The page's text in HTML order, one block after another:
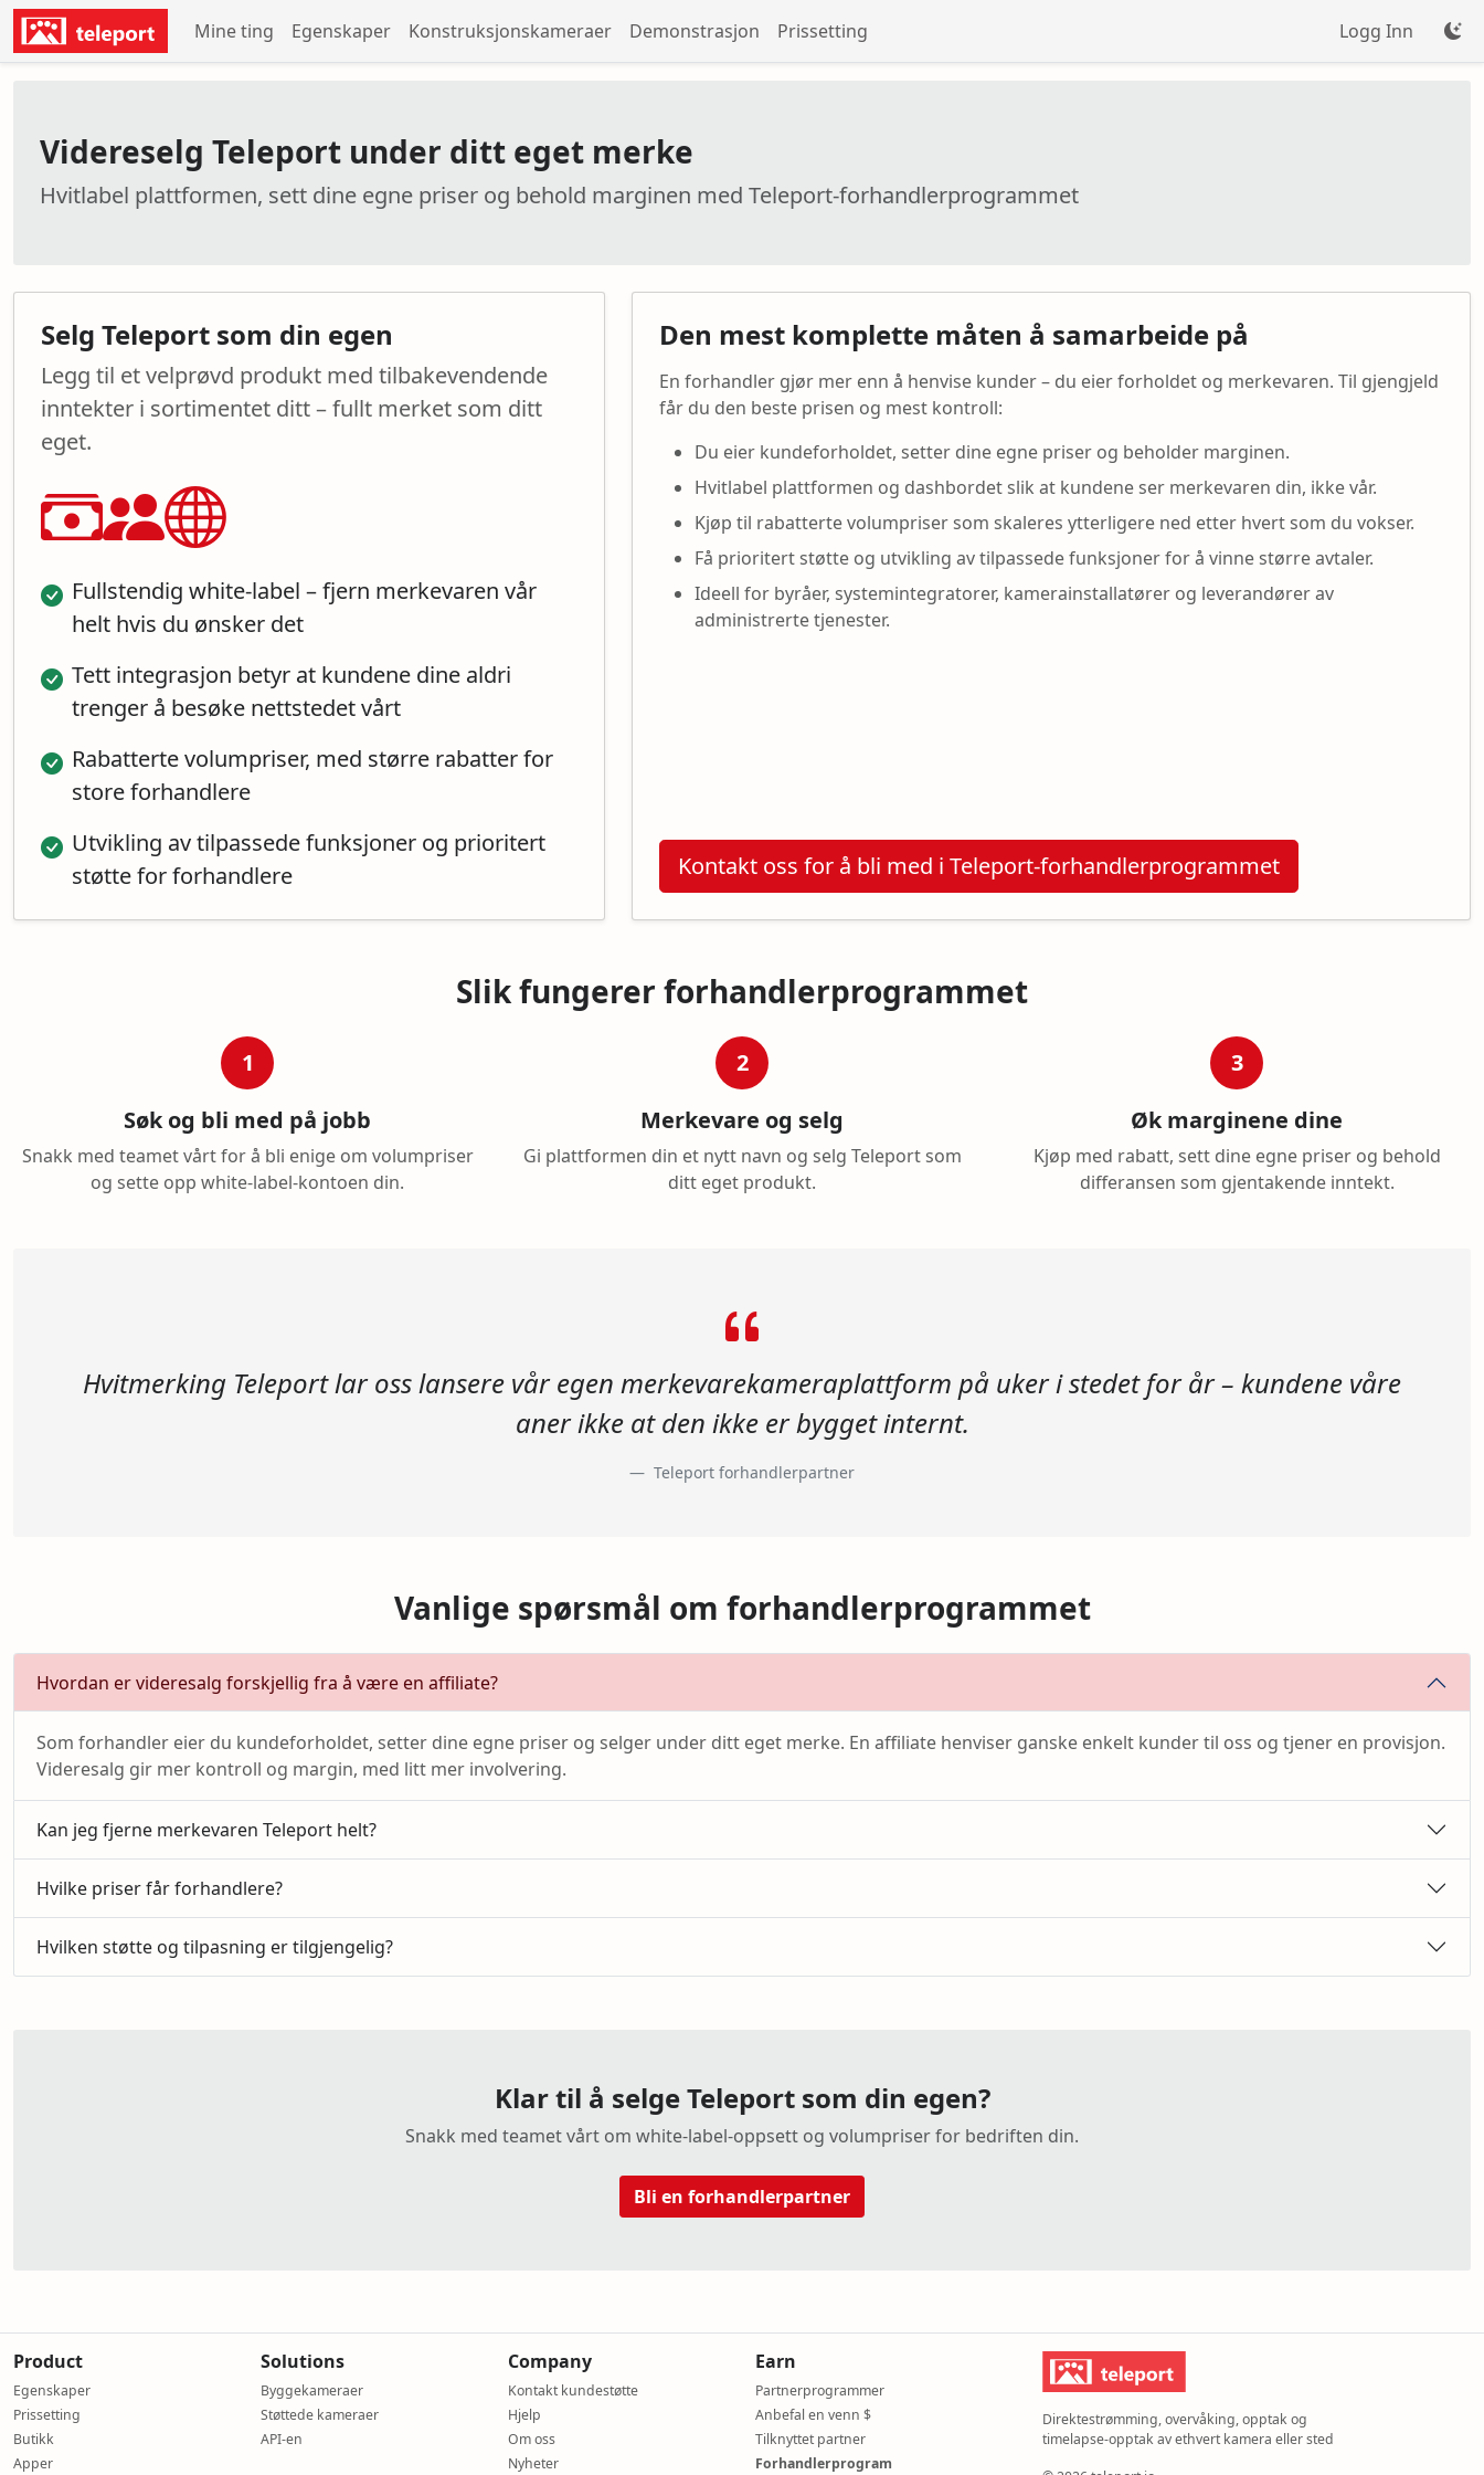
Mine ting Egenskaper Konstruksjonskameraer Demonstrasjon Prissetting Logg Inn
Videreselg Teleport under ditt eget merke
Hvitlabel plattformen, sett dine egne priser og behold marginen med Teleport-forhandlerprogrammet
Selg Teleport som din egen
Legg til et velprøvd produkt med tilbakevendende
inntekter i sortimentet ditt – fullt merket som ditt
eget.
Fullstendig white-label – fjern merkevaren vår
helt hvis du ønsker det
Tett integrasjon betyr at kundene dine aldri
trenger å besøke nettstedet vårt
Rabatterte volumpriser, med større rabatter for
store forhandlere
Utvikling av tilpassede funksjoner og prioritert
støtte for forhandlere
Den mest komplette måten å samarbeide på
En forhandler gjør mer enn å henvise kunder – du eier forholdet og merkevaren. Til gjengjeld
får du den beste prisen og mest kontroll:
Du eier kundeforholdet, setter dine egne priser og beholder marginen.
Hvitlabel plattformen og dashbordet slik at kundene ser merkevaren din, ikke vår.
Kjøp til rabatterte volumpriser som skaleres ytterligere ned etter hvert som du vokser.
Få prioritert støtte og utvikling av tilpassede funksjoner for å vinne større avtaler.
Ideell for byråer, systemintegratorer, kamerainstallatører og leverandører av
administrerte tjenester.
Kontakt oss for å bli med i Teleport-forhandlerprogrammet
Slik fungerer forhandlerprogrammet
1
Søk og bli med på jobb
Snakk med teamet vårt for å bli enige om volumpriser
og sette opp white-label-kontoen din.
2
Merkevare og selg
Gi plattformen din et nytt navn og selg Teleport som
ditt eget produkt.
3
Øk marginene dine
Kjøp med rabatt, sett dine egne priser og behold
differansen som gjentakende inntekt.
Hvitmerking Teleport lar oss lansere vår egen merkevarekameraplattform på uker i stedet for år – kundene våre
aner ikke at den ikke er bygget internt.
Teleport forhandlerpartner
Vanlige spørsmål om forhandlerprogrammet
Hvordan er videresalg forskjellig fra å være en affiliate?
Som forhandler eier du kundeforholdet, setter dine egne priser og selger under ditt eget merke. En affiliate henviser ganske enkelt kunder til oss og tjener en provisjon.
Videresalg gir mer kontroll og margin, med litt mer involvering.
Kan jeg fjerne merkevaren Teleport helt?
Hvilke priser får forhandlere?
Hvilken støtte og tilpasning er tilgjengelig?
Klar til å selge Teleport som din egen?
Snakk med teamet vårt om white-label-oppsett og volumpriser for bedriften din.
Bli en forhandlerpartner
Product
Egenskaper
Prissetting
Butikk
Apper
Solutions
Byggekameraer
Støttede kameraer
API-en
Company
Kontakt kundestøtte
Hjelp
Om oss
Nyheter
Earn
Partnerprogrammer
Anbefal en venn $
Tilknyttet partner
Forhandlerprogram
Direktestrømming, overvåking, opptak og
timelapse-opptak av ethvert kamera eller sted